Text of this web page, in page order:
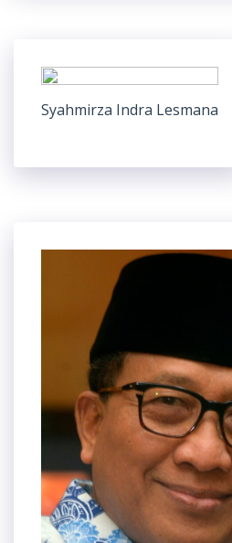
Syahmirza Indra Lesmana